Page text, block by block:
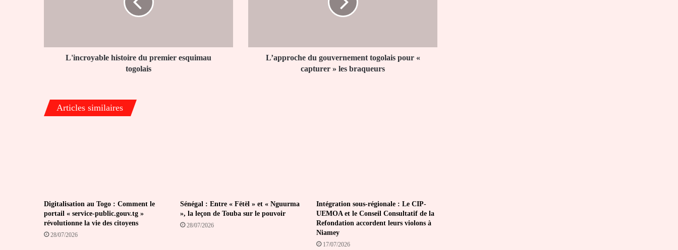
L'incroyable histoire du premier esquimau
togolais
les
braqueursL’approche du gouvernement togolais pour «
capturer » les braqueurs
Articles similaires
Digitalisation au Togo : Comment le
portail « service-public.gouv.tg »
révolutionne la vie des citoyens
28/07/2026
Sénégal : Entre « Fëtël » et « Nguurma
», la leçon de Touba sur le pouvoir
28/07/2026
Intégration sous-régionale : Le CIP-
UEMOA et le Conseil Consultatif de la
Refondation accordent leurs violons à
Niamey
17/07/2026